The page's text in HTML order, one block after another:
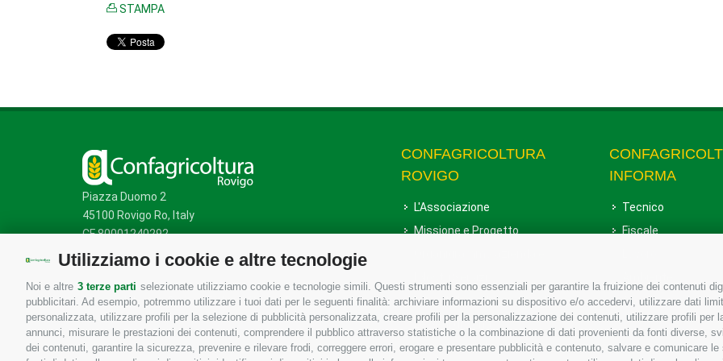
Utilizziamo i cookie e altre tecnologie
Noi e altre 3 terze parti selezionate utilizziamo cookie e tecnologie simili. Questi strumenti sono essenziali per garantire la fruizione dei contenuti
pubblicitari. Ad esempio, potremmo utilizzare i tuoi dati per le seguenti finalità: archiviare informazioni su dispositivo e/o accedervi, utilizzare dati
personalizzata, utilizzare profili per la selezione di pubblicità personalizzata, creare profili per la personalizzazione dei contenuti, utilizzare profili
annunci, misurare le prestazioni dei contenuti, comprendere il pubblico attraverso statistiche o la combinazione di dati provenienti da fonti diverse,
dei contenuti, garantire la sicurezza, prevenire e rilevare frodi, correggere errori, erogare e presentare pubblicità e contenuto, salvare e comunicare
STAMPA
Piazza Duomo 2
45100 Rovigo Ro, Italy
CF 80001240292
Mappa del sito/Privacy Policy /Cookie Policy
CONFAGRICOLTURA
ROVIGO
L'Associazione
Missione e Progetto
Uffici della Sede provinciale
Le Sedi di Zona
Agricoltori S.r.l.
INFORMA
Tecnico
Fiscale
Associazione